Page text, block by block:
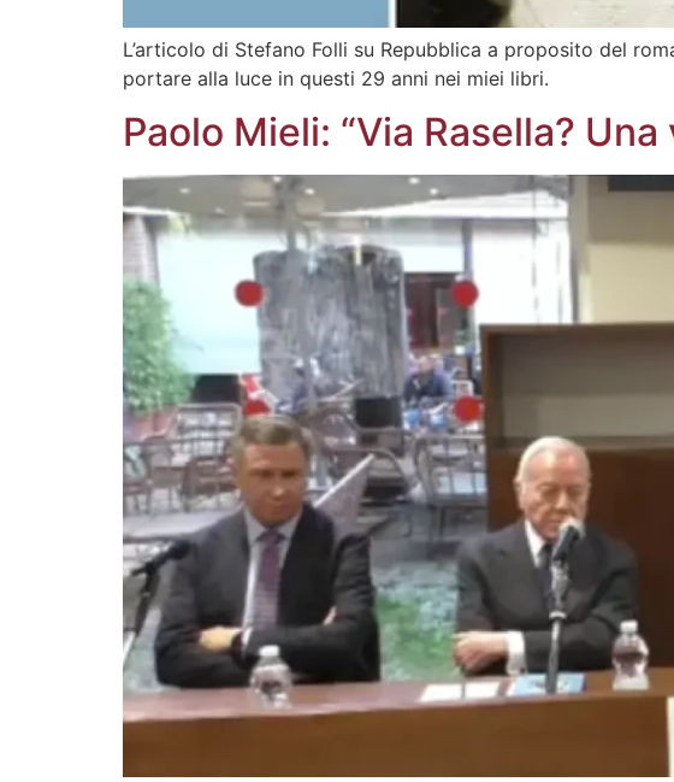
L’articolo di Stefano Folli su Repubblica a proposito del
portare alla luce in questi 29 anni nei miei libri.
Paolo Mieli: “Via Rasella?